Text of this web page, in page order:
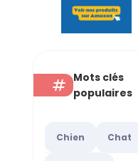
Mots clés
populaires
Chien Chat